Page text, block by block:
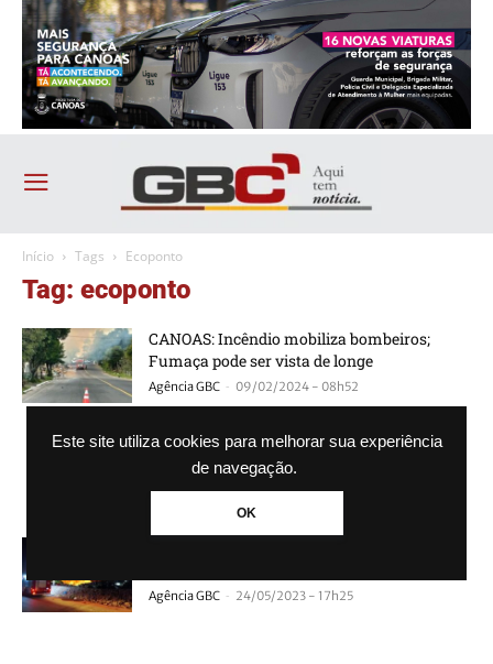
Este site utiliza cookies para melhorar sua experiência
de navegação.
OK
Início Tags Ecoponto
Tag: ecoponto
CANOAS: Incêndio mobiliza bombeiros;
Fumaça pode ser vista de longe
Agência GBC - 09/02/2024 - 08h52
Ecoponto é destruído por incêndio em
Canoas
Agência GBC - 23/09/2023 - 18h26
Agência GBC - 24/05/2023 - 17h25